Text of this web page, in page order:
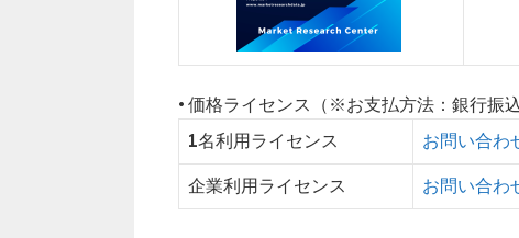
• 価格ライセンス（※お支払方法：銀行振
1名利用ライセンス
お問い合わ
企業利用ライセンス お問い合わ